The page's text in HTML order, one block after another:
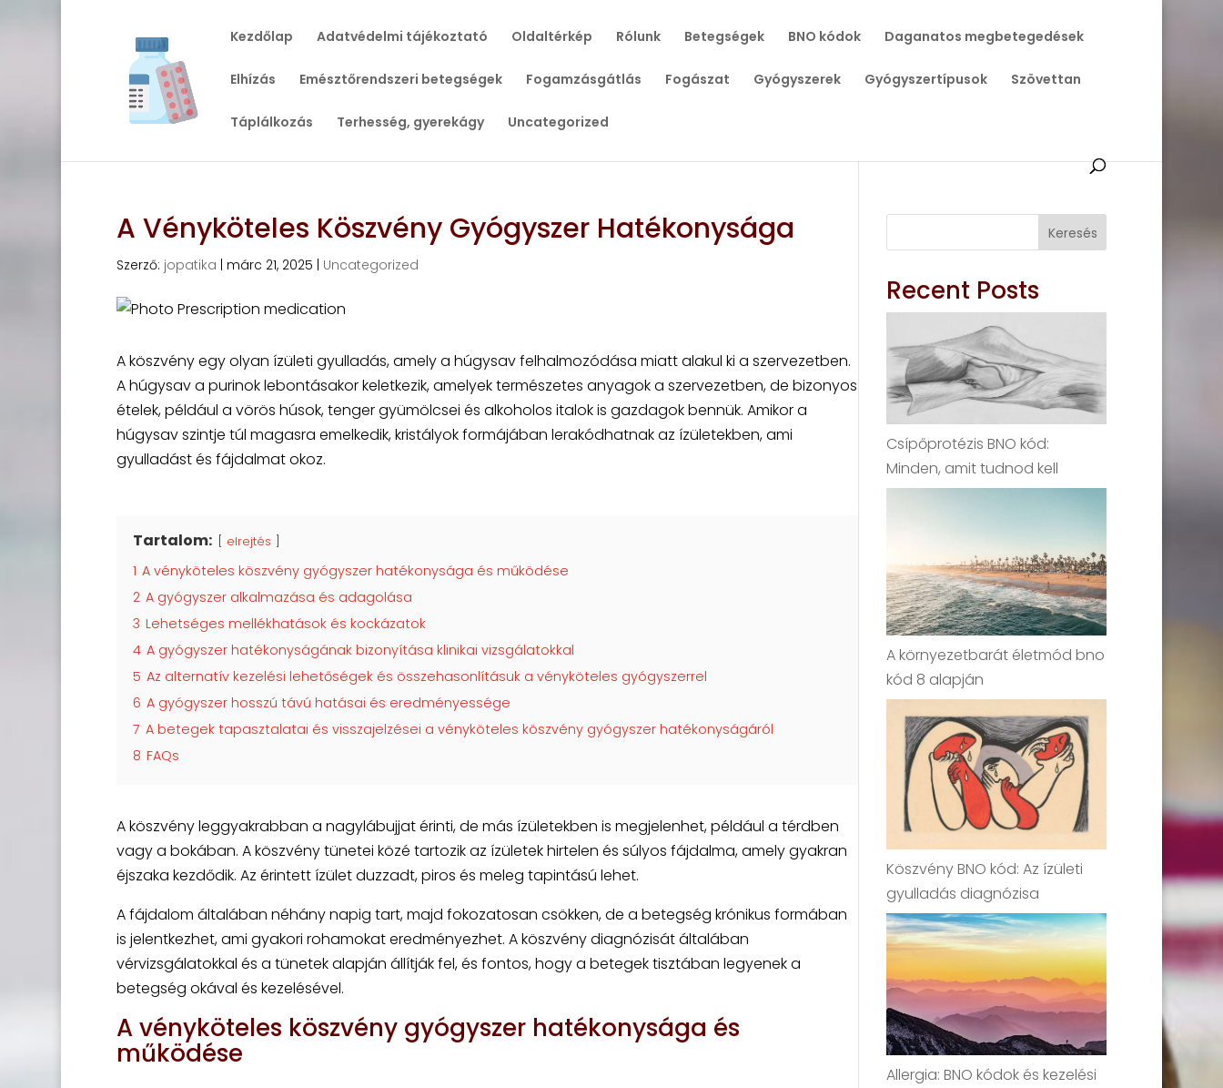
Kezdőlap Adatvédelmi tájékoztató Oldaltérkép Rólunk Betegségek BNO kódok Daganatos megbetegedések
Elhízás Emésztőrendszeri betegségek Fogamzásgátlás Fogászat Gyógyszerek Gyógyszertípusok Szövettan
Táplálkozás Terhesség, gyerekágy Uncategorized
A Vényköteles Köszvény Gyógyszer Hatékonysága
Szerző: jopatika márc 21, 2025 Uncategorized
A köszvény egy olyan ízületi gyulladás, amely a húgysav felhalmozódása miatt alakul ki a szervezetben.
A húgysav a purinok lebontásakor keletkezik, amelyek természetes anyagok a szervezetben, de bizonyos
ételek, például a vörös húsok, tenger gyümölcsei és alkoholos italok is gazdagok bennük. Amikor a
húgysav szintje túl magasra emelkedik, kristályok formájában lerakódhatnak az ízületekben, ami
gyulladást és fájdalmat okoz.
Tartalom: elrejtés
1 A vényköteles köszvény gyógyszer hatékonysága és működése
2 A gyógyszer alkalmazása és adagolása
3 Lehetséges mellékhatások és kockázatok
4 A gyógyszer hatékonyságának bizonyítása klinikai vizsgálatokkal
5 Az alternatív kezelési lehetőségek és összehasonlításuk a vényköteles gyógyszerrel
6 A gyógyszer hosszú távú hatásai és eredményessége
7 A betegek tapasztalatai és visszajelzései a vényköteles köszvény gyógyszer hatékonyságáról
8 FAQs
A köszvény leggyakrabban a nagylábujjat érinti, de más ízületekben is megjelenhet, például a térdben
vagy a bokában. A köszvény tünetei közé tartozik az ízületek hirtelen és súlyos fájdalma, amely gyakran
éjszaka kezdődik. Az érintett ízület duzzadt, piros és meleg tapintású lehet.
A fájdalom általában néhány napig tart, majd fokozatosan csökken, de a betegség krónikus formában
is jelentkezhet, ami gyakori rohamokat eredményezhet. A köszvény diagnózisát általában
vérvizsgálatokkal és a tünetek alapján állítják fel, és fontos, hogy a betegek tisztában legyenek a
betegség okával és kezelésével.
A vényköteles köszvény gyógyszer hatékonysága és
működése
Keresés
Recent Posts
Csípőprotézis BNO kód:
Minden, amit tudnod kell
A környezetbarát életmód bno
kód 8 alapján
Köszvény BNO kód: Az ízületi
gyulladás diagnózisa
Allergia: BNO kódok és kezelési